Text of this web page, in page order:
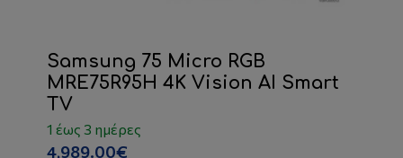
Samsung 75 Micro RGB
MRE75R95H 4K Vision AI Smart
TV
1 έως 3 ημέρες
4,989.00€